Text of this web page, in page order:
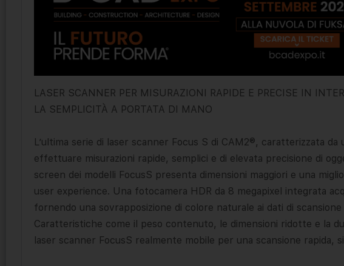
LASER SCANNER PER MISURAZIONI RAPIDE E PRECISE IN
LA SEMPLICITÀ A PORTATA DI MANO
L’ultima serie di laser scanner Focus S di CAM2®, caratterizzata
effettuare misurazioni rapide, semplici e di elevata precisione di
screen dei modelli FocusS presenta dimensioni maggiori e una
user experience. Una fotocamera HDR da 8 megapixel integrata
fornendo una sovrapposizione di colore naturale ai dati di
Caratteristiche come il peso contenuto, le dimensioni ridotte e la
laser scanner FocusS realmente mobile per una scansione rapida,